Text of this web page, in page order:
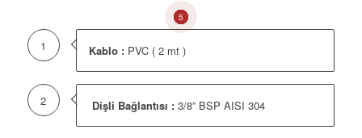
1
2
3
4
5
1 Kablo :PVC ( 2 mt )
2 Dişli Bağlantısı : 3/8” BSP AISI 304